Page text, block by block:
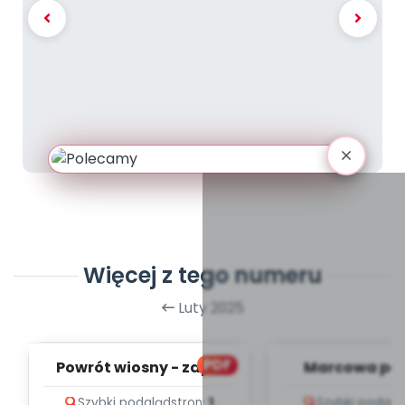
Więcej z tego numeru
Luty 2025
PDF
Powrót wiosny - zapis
Marcowa